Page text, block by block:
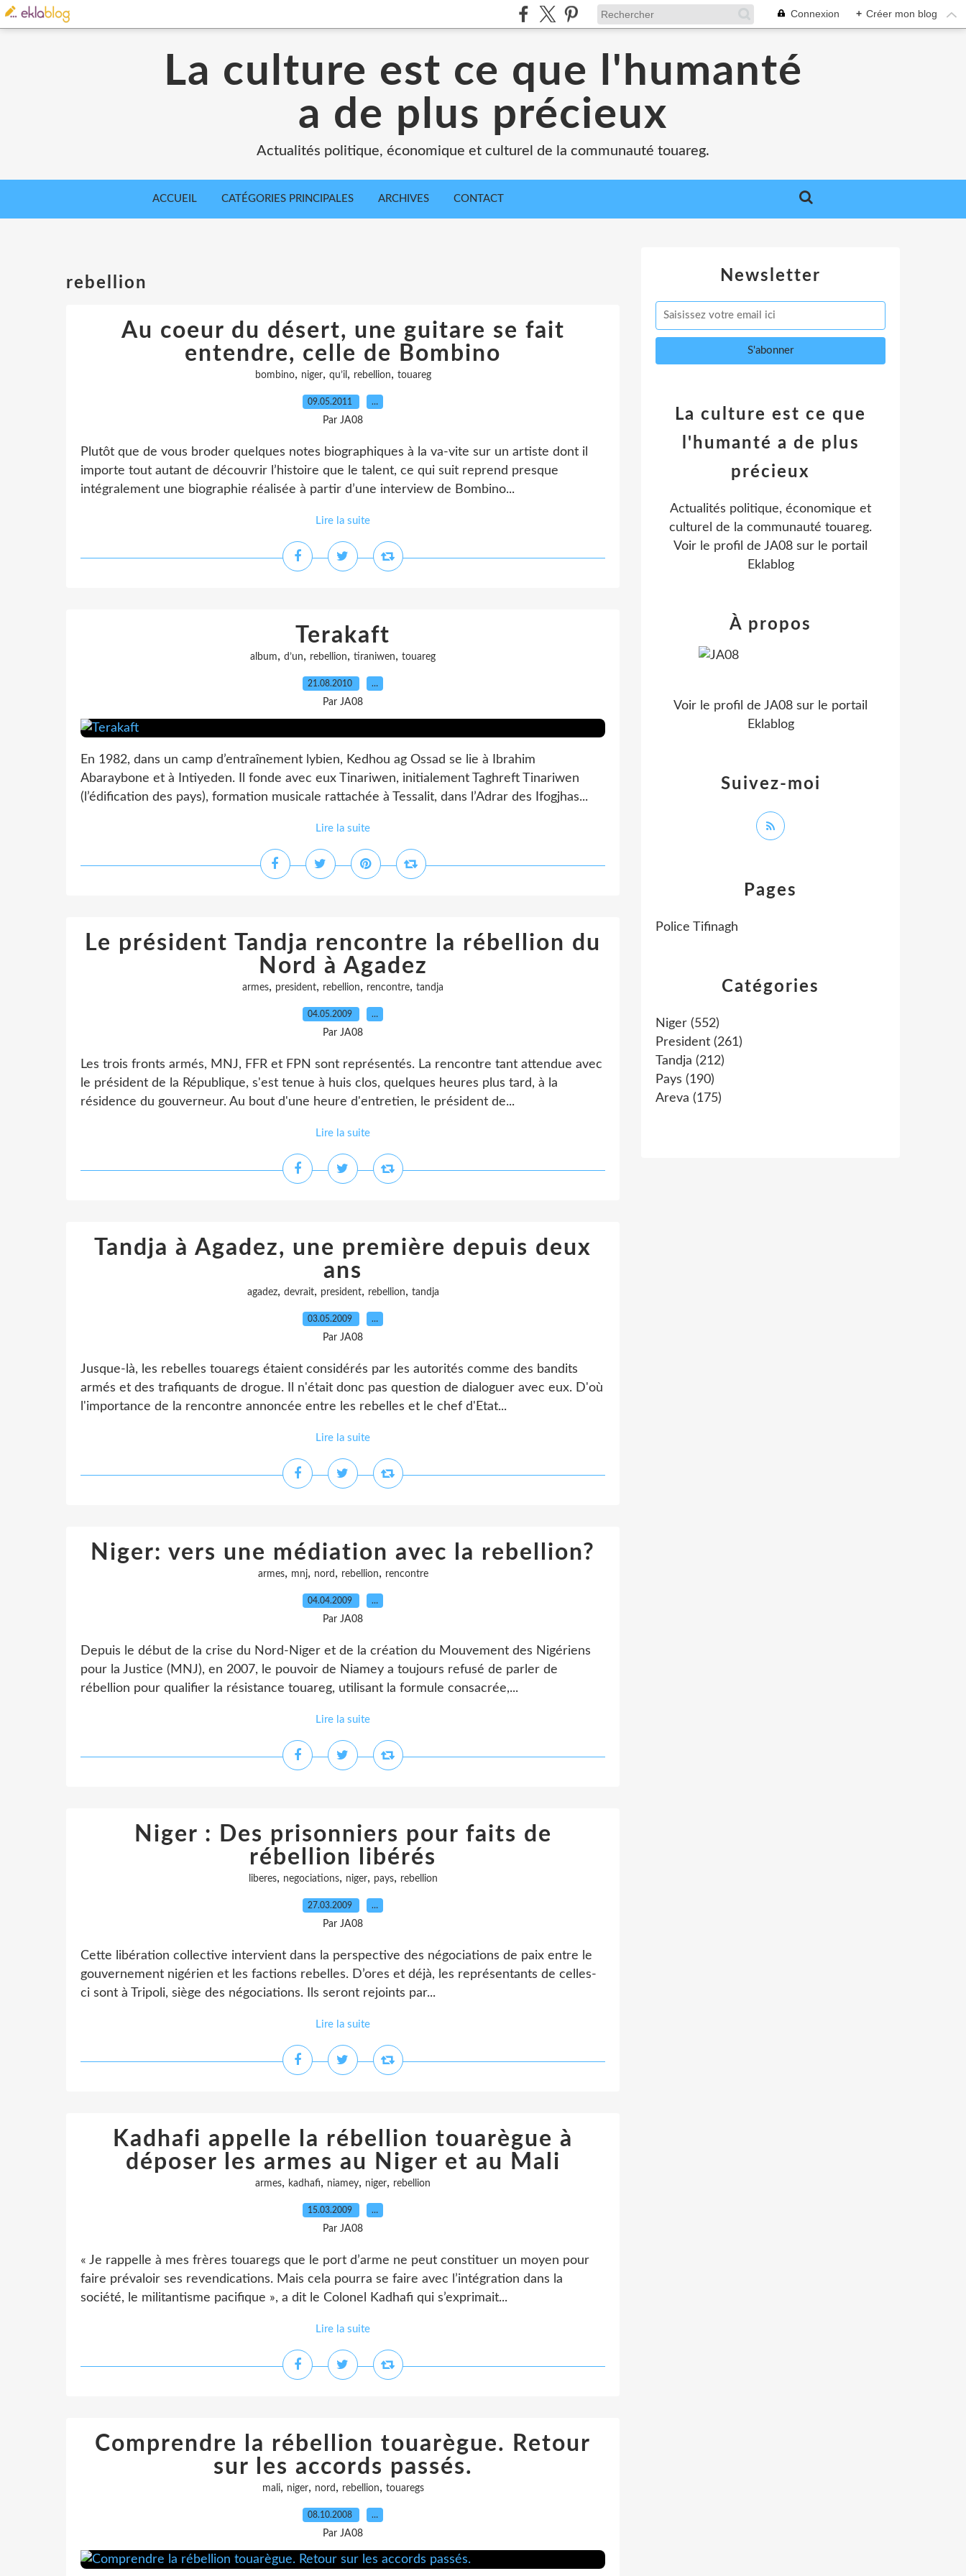
Connexion + Créer mon blog
La culture est ce que l'humanté
a de plus précieux
Actualités politique, économique et culturel de la communauté touareg.
ACCUEIL CATÉGORIES PRINCIPALES ARCHIVES CONTACT
rebellion
Au coeur du désert, une guitare se fait
entendre, celle de Bombino
bombino, niger, qu’il, rebellion, touareg
09.05.2011 …
Par JA08
Plutôt que de vous broder quelques notes biographiques à la va-vite sur un artiste dont il
importe tout autant de découvrir l’histoire que le talent, ce qui suit reprend presque
intégralement une biographie réalisée à partir d’une interview de Bombino...
Lire la suite
Terakaft
album, d’un, rebellion, tiraniwen, touareg
21.08.2010 …
Par JA08
En 1982, dans un camp d’entraînement lybien, Kedhou ag Ossad se lie à Ibrahim
Abaraybone et à Intiyeden. Il fonde avec eux Tinariwen, initialement Taghreft Tinariwen
(l’édification des pays), formation musicale rattachée à Tessalit, dans l’Adrar des Ifogjhas...
Lire la suite
Le président Tandja rencontre la rébellion du
Nord à Agadez
armes, president, rebellion, rencontre, tandja
04.05.2009 …
Par JA08
Les trois fronts armés, MNJ, FFR et FPN sont représentés. La rencontre tant attendue avec
le président de la République, s'est tenue à huis clos, quelques heures plus tard, à la
résidence du gouverneur. Au bout d'une heure d'entretien, le président de...
Lire la suite
Tandja à Agadez, une première depuis deux
ans
agadez, devrait, president, rebellion, tandja
03.05.2009 …
Par JA08
Jusque-là, les rebelles touaregs étaient considérés par les autorités comme des bandits
armés et des trafiquants de drogue. Il n'était donc pas question de dialoguer avec eux. D'où
l'importance de la rencontre annoncée entre les rebelles et le chef d'Etat...
Lire la suite
Niger: vers une médiation avec la rebellion?
armes, mnj, nord , rebellion, rencontre
04.04.2009 …
Par JA08
Depuis le début de la crise du Nord-Niger et de la création du Mouvement des Nigériens
pour la Justice (MNJ), en 2007, le pouvoir de Niamey a toujours refusé de parler de
rébellion pour qualifier la résistance touareg, utilisant la formule consacrée,...
Lire la suite
Niger : Des prisonniers pour faits de
rébellion libérés
liberes, negociations, niger, pays, rebellion
27.03.2009 …
Par JA08
Cette libération collective intervient dans la perspective des négociations de paix entre le
gouvernement nigérien et les factions rebelles. D’ores et déjà, les représentants de celles-
ci sont à Tripoli, siège des négociations. Ils seront rejoints par...
Lire la suite
Kadhafi appelle la rébellion touarègue à
déposer les armes au Niger et au Mali
armes, kadhafi, niamey, niger, rebellion
15.03.2009 …
Par JA08
« Je rappelle à mes frères touaregs que le port d’arme ne peut constituer un moyen pour
faire prévaloir ses revendications. Mais cela pourra se faire avec l’intégration dans la
société, le militantisme pacifique », a dit le Colonel Kadhafi qui s’exprimait...
Lire la suite
Comprendre la rébellion touarègue. Retour
sur les accords passés.
mali, niger, nord , rebellion, touaregs
08.10.2008 …
Par JA08
Newsletter
Catégories
Niger (552)
President (261)
Tandja (212)
Pays (190)
Areva (175)
Pages
Police Tifinagh
La culture est ce que
l'humanté a de plus
précieux
Actualités politique, économique et
culturel de la communauté touareg.
Voir le profil de JA08 sur le portail
Eklablog
Suivez-moi
À propos
Voir le profil de JA08 sur le portail
Eklablog